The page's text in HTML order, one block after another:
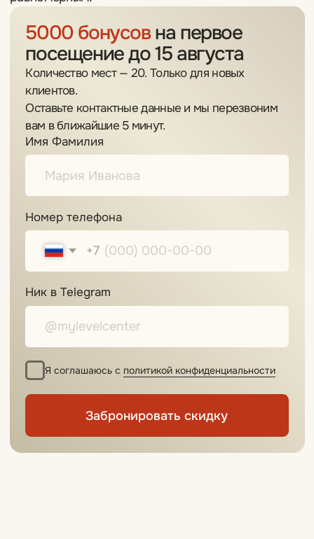
Номер телефона
+7
Ник в Telegram
Я соглашаюсь сполитикой конфиденциальности
Рассрочка 0%
от Т-банка
Оплачивайте услуги Долями
Платеж раз в две недели
[ Спецпредложение ]
3 000₽